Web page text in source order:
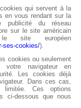
qui servent à la
en vous rendant sur la
publicité du réseau
sur le site américain
européen
ses-cookies/).
cookies ou seulement
votre navigateur en
Les cookies déjà
Dans ces cas,
Ces options
ci-dessous que nous